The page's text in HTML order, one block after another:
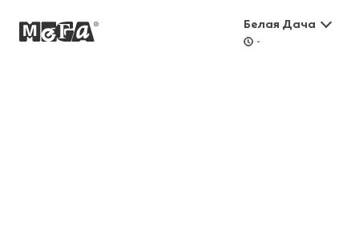
Белая Дача
-